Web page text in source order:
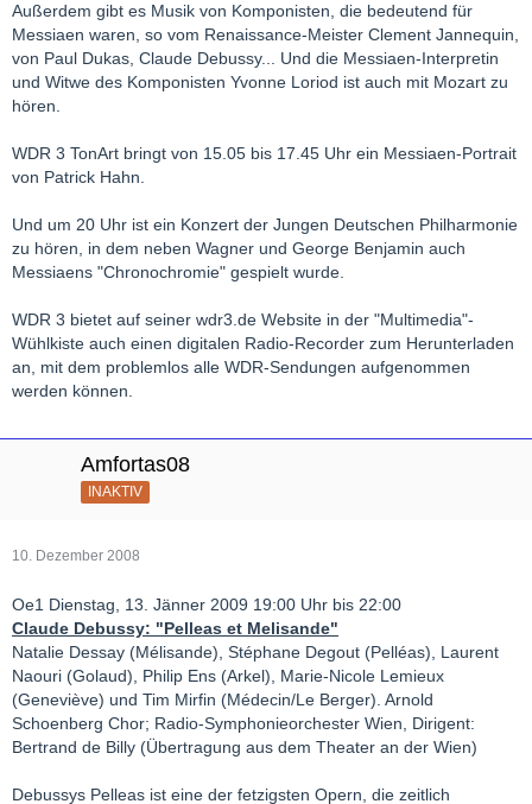
Außerdem gibt es Musik von Komponisten, die bedeutend für
Messiaen waren, so vom Renaissance-Meister Clement Jannequin,
von Paul Dukas, Claude Debussy... Und die Messiaen-Interpretin
und Witwe des Komponisten Yvonne Loriod ist auch mit Mozart zu
hören.
WDR 3 TonArt bringt von 15.05 bis 17.45 Uhr ein Messiaen-Portrait
von Patrick Hahn.
Und um 20 Uhr ist ein Konzert der Jungen Deutschen Philharmonie
zu hören, in dem neben Wagner und George Benjamin auch
Messiaens "Chronochromie" gespielt wurde.
WDR 3 bietet auf seiner wdr3.de Website in der "Multimedia"-
Wühlkiste auch einen digitalen Radio-Recorder zum Herunterladen
an, mit dem problemlos alle WDR-Sendungen aufgenommen
werden können.
Amfortas08
INAKTIV
10. Dezember 2008
Oe1 Dienstag, 13. Jänner 2009 19:00 Uhr bis 22:00
Claude Debussy: "Pelleas et Melisande"
Natalie Dessay (Mélisande), Stéphane Degout (Pelléas), Laurent
Naouri (Golaud), Philip Ens (Arkel), Marie-Nicole Lemieux
(Geneviève) und Tim Mirfin (Médecin/Le Berger). Arnold
Schoenberg Chor; Radio-Symphonieorchester Wien, Dirigent:
Bertrand de Billy (Übertragung aus dem Theater an der Wien)
Debussys Pelleas ist eine der fetzigsten Opern, die zeitlich